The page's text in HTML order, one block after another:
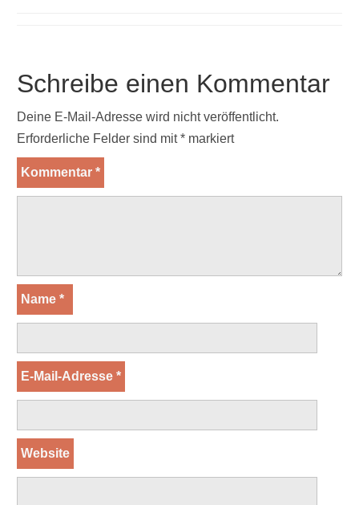
Schreibe einen Kommentar
Deine E-Mail-Adresse wird nicht veröffentlicht.
Erforderliche Felder sind mit* markiert
Kommentar*
Name*
E-Mail-Adresse*
Website